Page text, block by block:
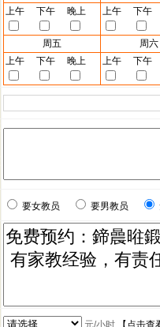
上午
下午 晚上 上午 下午
周五
周六
上午
下午 晚上 上午 下午
要女教员 要男教员
元/小时【 点击查